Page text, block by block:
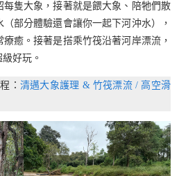
隻大象，接著就是餵大象、陪牠們散
部分體驗還會讓你一起下河沖水），
癒。接著是搭乘竹筏沿著河岸漂流，
好玩。
： 清邁大象護理 & 竹筏漂流 / 高空滑